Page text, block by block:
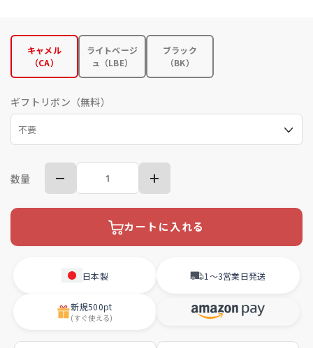
キャメル
（CA）
ライトベージ
ュ（LBE）
ブラック
（BK）
ギフトリボン（無料）
数量
カートに入れる
日本製 1〜3営業日発送
新規500pt
(すぐ使える)